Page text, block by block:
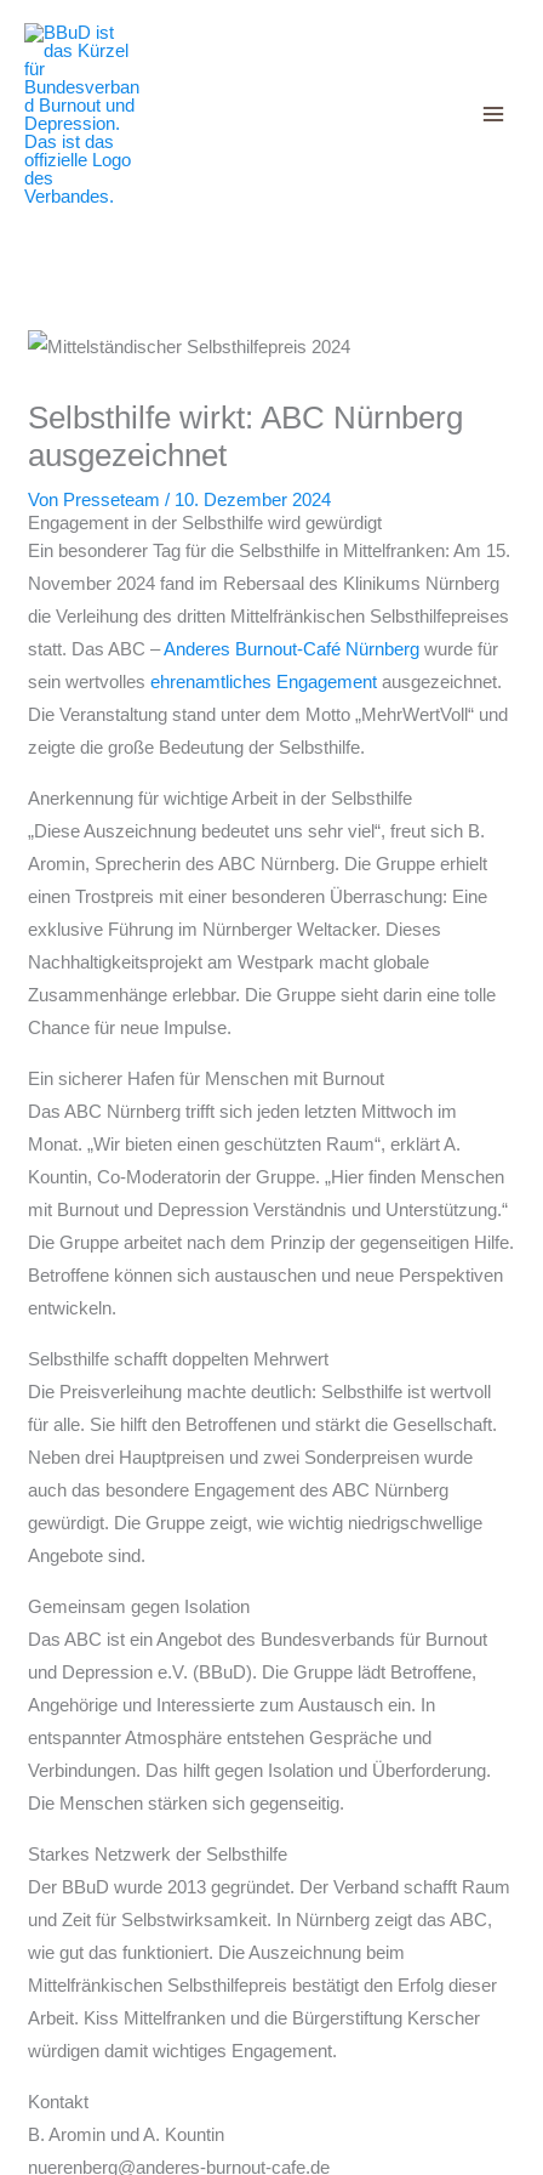
Inhalt
springen
Selbsthilfe wirkt: ABC Nürnberg
ausgezeichnet
Von Presseteam/ 10. Dezember 2024
Engagement in der Selbsthilfe wird gewürdigt
Ein besonderer Tag für die Selbsthilfe in Mittelfranken: Am 15.
November 2024 fand im Rebersaal des Klinikums Nürnberg
die Verleihung des dritten Mittelfränkischen Selbsthilfepreises
statt. Das ABC –Anderes Burnout-Café Nürnberg wurde für
sein wertvollesehrenamtliches Engagement ausgezeichnet.
Die Veranstaltung stand unter dem Motto „MehrWertVoll“ und
zeigte die große Bedeutung der Selbsthilfe.
Anerkennung für wichtige Arbeit in der Selbsthilfe
„Diese Auszeichnung bedeutet uns sehr viel“, freut sich B.
Aromin, Sprecherin des ABC Nürnberg. Die Gruppe erhielt
einen Trostpreis mit einer besonderen Überraschung: Eine
exklusive Führung im Nürnberger Weltacker. Dieses
Nachhaltigkeitsprojekt am Westpark macht globale
Zusammenhänge erlebbar. Die Gruppe sieht darin eine tolle
Chance für neue Impulse.
Ein sicherer Hafen für Menschen mit Burnout
Das ABC Nürnberg trifft sich jeden letzten Mittwoch im
Monat. „Wir bieten einen geschützten Raum“, erklärt A.
Kountin, Co-Moderatorin der Gruppe. „Hier finden Menschen
mit Burnout und Depression Verständnis und Unterstützung.“
Die Gruppe arbeitet nach dem Prinzip der gegenseitigen Hilfe.
Betroffene können sich austauschen und neue Perspektiven
entwickeln.
Selbsthilfe schafft doppelten Mehrwert
Die Preisverleihung machte deutlich: Selbsthilfe ist wertvoll
für alle. Sie hilft den Betroffenen und stärkt die Gesellschaft.
Neben drei Hauptpreisen und zwei Sonderpreisen wurde
auch das besondere Engagement des ABC Nürnberg
gewürdigt. Die Gruppe zeigt, wie wichtig niedrigschwellige
Angebote sind.
Gemeinsam gegen Isolation
Das ABC ist ein Angebot des Bundesverbands für Burnout
und Depression e.V. (BBuD). Die Gruppe lädt Betroffene,
Angehörige und Interessierte zum Austausch ein. In
entspannter Atmosphäre entstehen Gespräche und
Verbindungen. Das hilft gegen Isolation und Überforderung.
Die Menschen stärken sich gegenseitig.
Starkes Netzwerk der Selbsthilfe
Der BBuD wurde 2013 gegründet. Der Verband schafft Raum
und Zeit für Selbstwirksamkeit. In Nürnberg zeigt das ABC,
wie gut das funktioniert. Die Auszeichnung beim
Mittelfränkischen Selbsthilfepreis bestätigt den Erfolg dieser
Arbeit. Kiss Mittelfranken und die Bürgerstiftung Kerscher
würdigen damit wichtiges Engagement.
Kontakt
B. Aromin und A. Kountin
nuerenberg@anderes-burnout-cafe.de